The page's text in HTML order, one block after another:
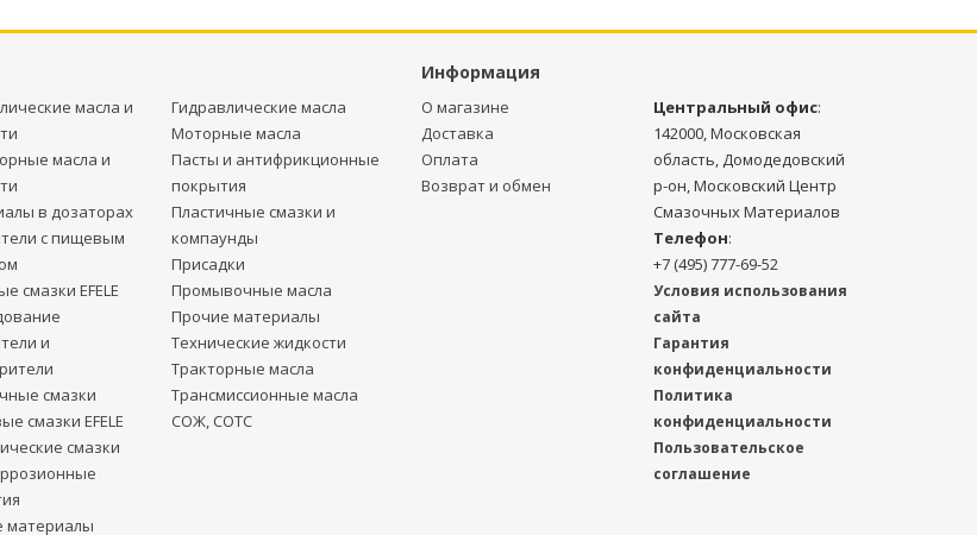
Информация
масла и
масла и
в дозаторах
с пищевым
смазки EFELE
и
смазки
смазки EFELE
смазки
материалы
Гидравлические масла
Моторные масла
Пасты и антифрикционные
покрытия
Пластичные смазки и
компаунды
Присадки
Промывочные масла
Прочие материалы
Технические жидкости
Тракторные масла
Трансмиссионные масла
СОЖ, СОТС
О магазине
Доставка
Оплата
Возврат и обмен
Центральный офис:
142000, Московская
область, Домодедовский
р-он, Московский Центр
Смазочных Материалов
Телефон:
+7 (495) 777-69-52
Условия использования
сайта
Гарантия
конфиденциальности
Политика
конфиденциальности
Пользовательское
соглашение